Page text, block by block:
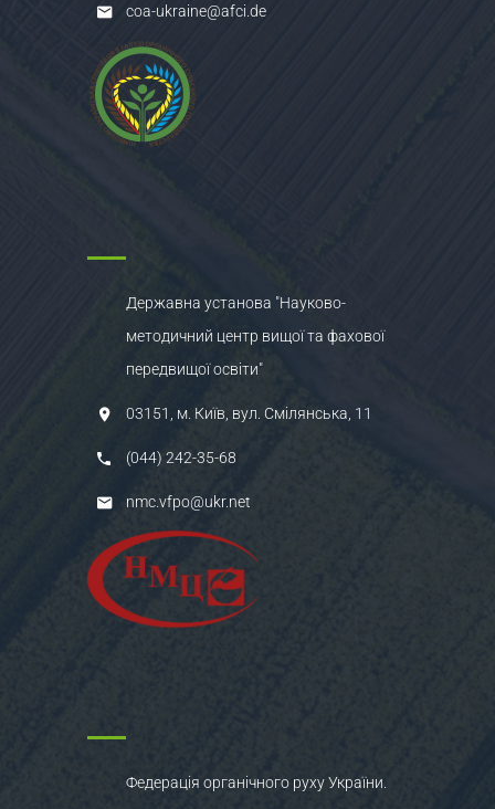
coa-ukraine@afci.de
Державна установа "Науково-
методичний центр вищої та фахової
передвищої освіти"
03151, м. Київ, вул. Смілянська, 11
(044) 242-35-68
nmc.vfpo@ukr.net
Федерація органічного руху України.